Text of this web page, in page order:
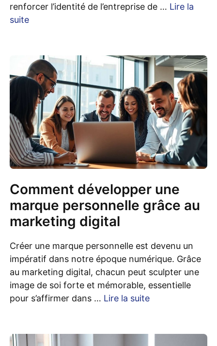
renforcer l’identité de l’entreprise de … Lire la
suite
Comment développer une
marque personnelle grâce au
marketing digital
Créer une marque personnelle est devenu un
impératif dans notre époque numérique. Grâce
au marketing digital, chacun peut sculpter une
image de soi forte et mémorable, essentielle
pour s’affirmer dans … Lire la suite